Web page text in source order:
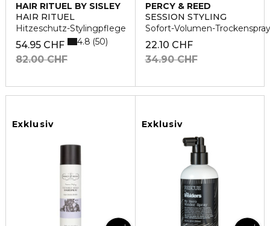
HAIR RITUEL BY SISLEY
HAIR RITUEL
Hitzeschutz-Stylingpflege
54.95 CHF
82.00 CHF
4.8 50
PERCY & REED
SESSION STYLING
Sofort-Volumen-Trockenspray
22.10 CHF
34.90 CHF
Exklusiv Exklusiv